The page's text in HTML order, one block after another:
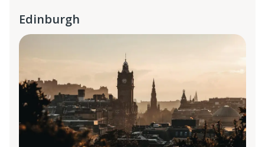
Edinburgh